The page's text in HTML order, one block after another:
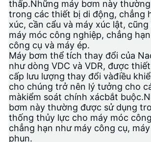
thấp.Những máy bơm này
trong các thiết bị di động, chẳng
xúc, cần cẩu và máy xúc lật,
máy móc công nghiệp, chẳng
công cụ và máy ép.
Máy bơm thể tích thay đổi của
như dòng VDC và VDR, được
cấp lưu lượng thay đổi vàđiều
cho chúng trở nên lý tưởng cho
màkiểm soát chính xácbắt
bơm này thường được sử dụng
thống thủy lực cho máy móc
chẳng hạn như máy công cụ,
phun.